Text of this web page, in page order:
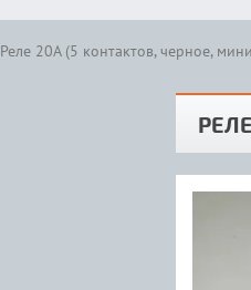
Реле 20А (5 контактов, черное,